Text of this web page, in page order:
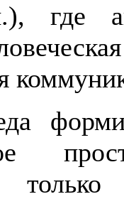
где